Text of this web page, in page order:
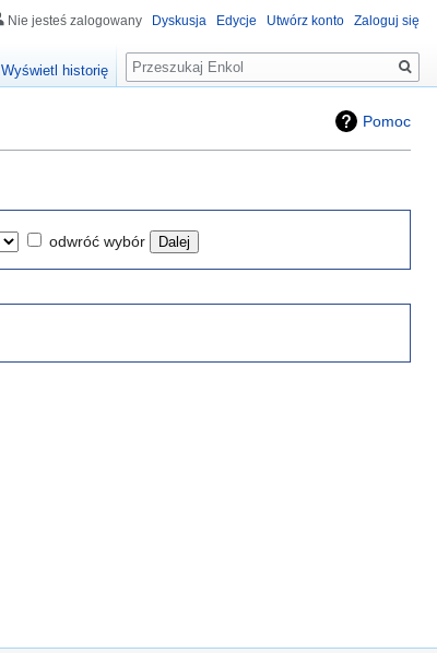
Pomoc
odwróć wybór
Nie jesteś zalogowany Dyskusja Edycje Utwórz konto Zaloguj się
Wyświetl historię
Szukaj